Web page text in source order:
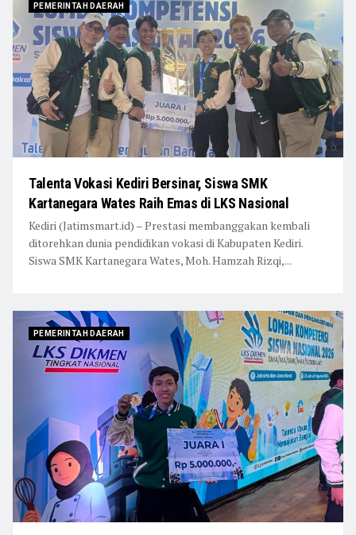
PEMERINTAH DAERAH
Talenta Vokasi Kediri Bersinar, Siswa SMK
Kartanegara Wates Raih Emas di LKS Nasional
Kediri (Jatimsmart.id) – Prestasi membanggakan kembali
ditorehkan dunia pendidikan vokasi di Kabupaten Kediri.
Siswa SMK Kartanegara Wates, Moh. Hamzah Rizqi,...
PEMERINTAH DAERAH